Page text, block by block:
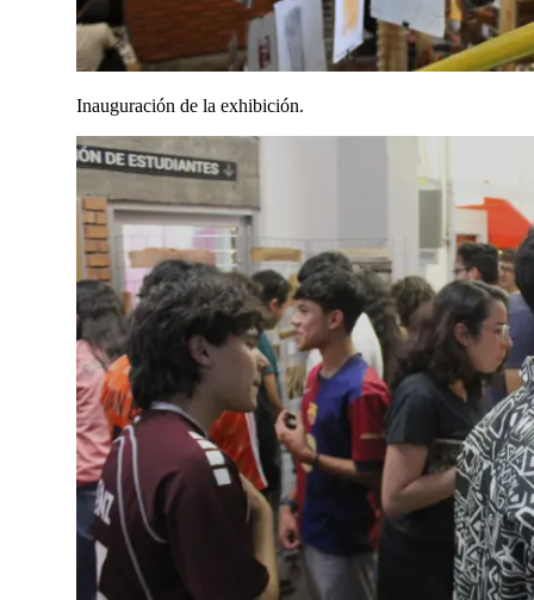
Inauguración de la exhibición.